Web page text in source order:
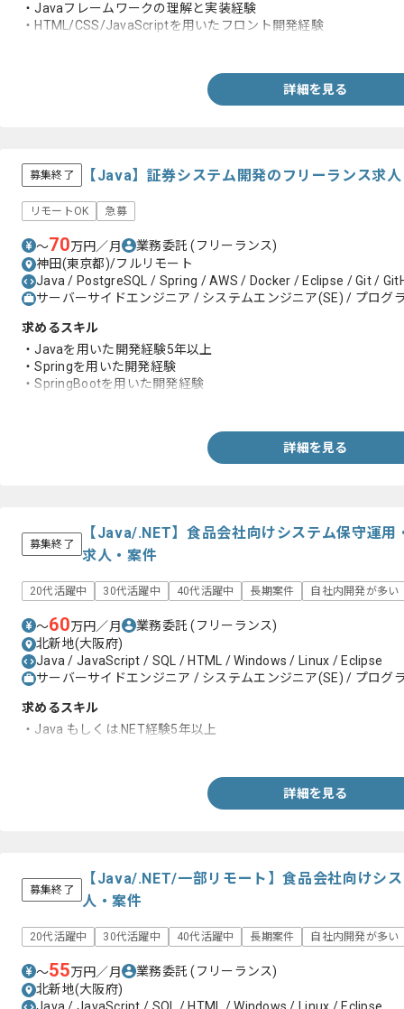
・Javaフレームワークの理解と実装経験
・HTML/CSS/JavaScriptを用いたフロント開発経験
詳細を見る
募集終了 【Java】証券システム開発のフリーランス求
リモートOK 急募
〜70万円／月 業務委託(フリーランス)
神田(東京都)/フルリモート
Java / PostgreSQL / Spring / AWS / Docker / Eclipse / Git /
サーバーサイドエンジニア / システムエンジニア(SE) / プログ
求めるスキル
・Javaを用いた開発経験5年以上
・Springを用いた開発経験
・SpringBootを用いた開発経験
詳細を見る
募集終了
【Java/.NET】食品会社向けシステム保守運用
求人・案件
20代活躍中 30代活躍中 40代活躍中 長期案件 自社内開発が多い
〜60万円／月 業務委託(フリーランス)
北新地(大阪府)
Java / JavaScript / SQL / HTML / Windows / Linux / Eclipse
サーバーサイドエンジニア / システムエンジニア(SE) / プログ
求めるスキル
・Java もしくは.NET経験5年以上
詳細を見る
募集終了
【Java/.NET/一部リモート】食品会社向けシ
人・案件
20代活躍中 30代活躍中 40代活躍中 長期案件 自社内開発が多い
〜55万円／月 業務委託(フリーランス)
北新地(大阪府)